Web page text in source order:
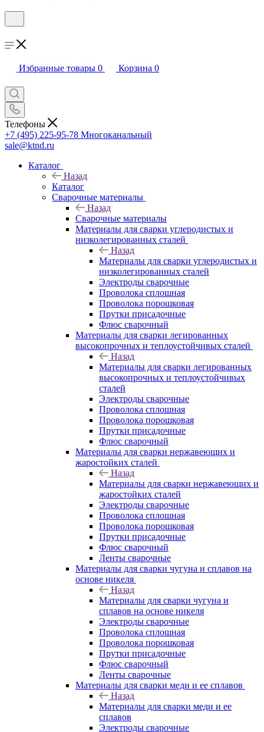
Избранные товары 0 Корзина 0
Телефоны
+7 (495) 225-95-78 Многоканальный
sale@ktnd.ru
Каталог
Назад
Каталог
Сварочные материалы
Назад
Сварочные материалы
Материалы для сварки углеродистых и
низколегированных сталей
Назад
Материалы для сварки углеродистых и
низколегированных сталей
Электроды сварочные
Проволока сплошная
Проволока порошковая
Прутки присадочные
Флюс сварочный
Материалы для сварки легированных
высокопрочных и теплоустойчивых сталей
Назад
Материалы для сварки легированных
высокопрочных и теплоустойчивых
сталей
Электроды сварочные
Проволока сплошная
Проволока порошковая
Прутки присадочные
Флюс сварочный
Материалы для сварки нержавеющих и
жаростойких сталей
Назад
Материалы для сварки нержавеющих и
жаростойких сталей
Электроды сварочные
Проволока сплошная
Проволока порошковая
Прутки присадочные
Флюс сварочный
Ленты сварочные
Материалы для сварки чугуна и сплавов на
основе никеля
Назад
Материалы для сварки чугуна и
сплавов на основе никеля
Электроды сварочные
Проволока сплошная
Проволока порошковая
Прутки присадочные
Флюс сварочный
Ленты сварочные
Материалы для сварки меди и ее сплавов
Назад
Материалы для сварки меди и ее
сплавов
Электроды сварочные